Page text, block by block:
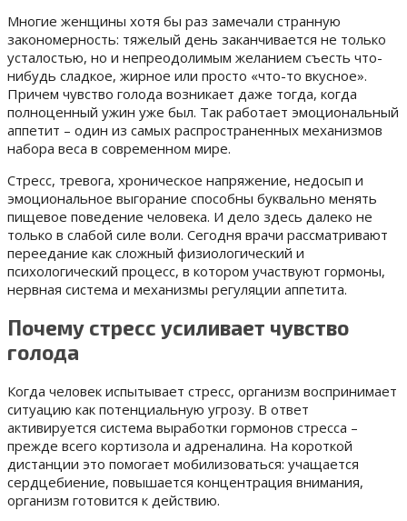
Многие женщины хотя бы раз замечали странную
закономерность: тяжелый день заканчивается не только
усталостью, но и непреодолимым желанием съесть что-
нибудь сладкое, жирное или просто «что-то вкусное».
Причем чувство голода возникает даже тогда, когда
полноценный ужин уже был. Так работает эмоциональный
аппетит – один из самых распространенных механизмов
набора веса в современном мире.
Стресс, тревога, хроническое напряжение, недосып и
эмоциональное выгорание способны буквально менять
пищевое поведение человека. И дело здесь далеко не
только в слабой силе воли. Сегодня врачи рассматривают
переедание как сложный физиологический и
психологический процесс, в котором участвуют гормоны,
нервная система и механизмы регуляции аппетита.
Почему стресс усиливает чувство
голода
Когда человек испытывает стресс, организм воспринимает
ситуацию как потенциальную угрозу. В ответ
активируется система выработки гормонов стресса –
прежде всего кортизола и адреналина. На короткой
дистанции это помогает мобилизоваться: учащается
сердцебиение, повышается концентрация внимания,
организм готовится к действию.